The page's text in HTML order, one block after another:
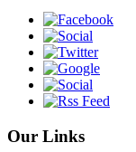
Our Links